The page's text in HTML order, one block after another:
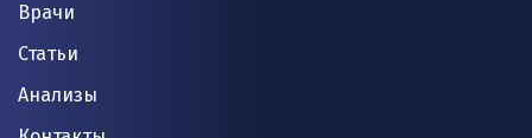
Врачи
Статьи
Анализы